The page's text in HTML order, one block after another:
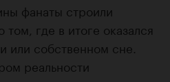
фанаты строили
где в итоге оказался
или собственном сне.
реальности